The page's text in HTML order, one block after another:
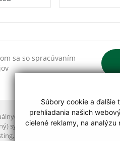
Súbory cookie a ďalšie
prehliadania našich
cielené reklamy, na
sa so spracúvaním
informácií s
systém ECHELON 2,
,